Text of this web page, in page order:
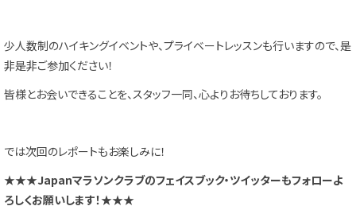
少人数制のハイキングイベントや、プライベートレッスンも行いますので、是
非是非ご参加ください！
皆様とお会いできることを、スタッフ一同、心よりお待ちしております。
では次回のレポートもお楽しみに！
★★★Japanマラソンクラブのフェイスブック・ツイッターもフォローよ
ろしくお願いします！★★★